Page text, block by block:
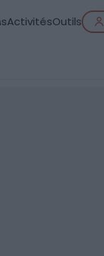
ActivitésOutils